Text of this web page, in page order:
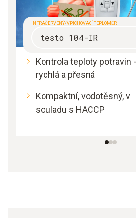
INFRAČERVENÝ/VPICHOVACÍ TEPLOMĚR
testo 104-IR
Kontrola teploty potravin -
rychlá a přesná
Kompaktní, vodotěsný, v
souladu s HACCP